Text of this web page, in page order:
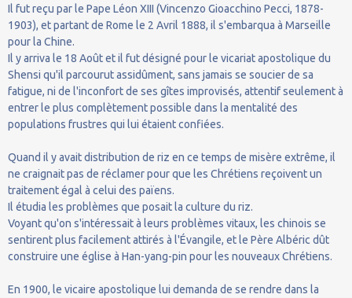
Il fut reçu par le Pape Léon XIII (Vincenzo Gioacchino Pecci, 1878-
1903), et partant de Rome le 2 Avril 1888, il s'embarqua à Marseille
pour la Chine.
Il y arriva le 18 Août et il fut désigné pour le vicariat apostolique du
Shensi qu'il parcourut assidûment, sans jamais se soucier de sa
fatigue, ni de l'inconfort de ses gîtes improvisés, attentif seulement à
entrer le plus complètement possible dans la mentalité des
populations frustres qui lui étaient confiées.
Quand il y avait distribution de riz en ce temps de misère extrême, il
ne craignait pas de réclamer pour que les Chrétiens reçoivent un
traitement égal à celui des païens.
Il étudia les problèmes que posait la culture du riz.
Voyant qu'on s'intéressait à leurs problèmes vitaux, les chinois se
sentirent plus facilement attirés à l'Évangile, et le Père Albéric dût
construire une église à Han-yang-pin pour les nouveaux Chrétiens.
En 1900, le vicaire apostolique lui demanda de se rendre dans la